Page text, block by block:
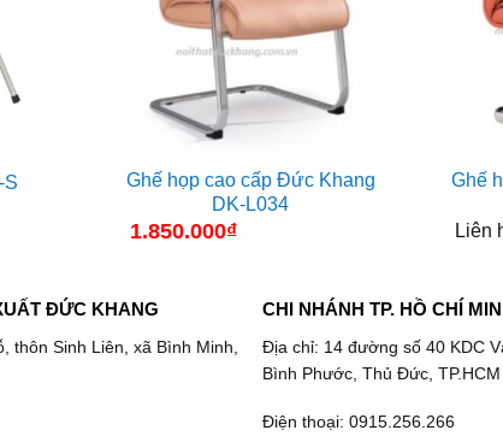
S
Ghế họp cao cấp Đức Khang
DK-L034
1.850.000₫
Ghế
Liên
ĐỨC KHANG
thôn Sinh Liên, xã Bình Minh,
CHI NHÁNH TP. HỒ CHÍ
Địa chỉ: 14 đường số 40 KDC
Bình Phước, Thủ Đức, TP.HCM
Điện thoại: 0915.256.266